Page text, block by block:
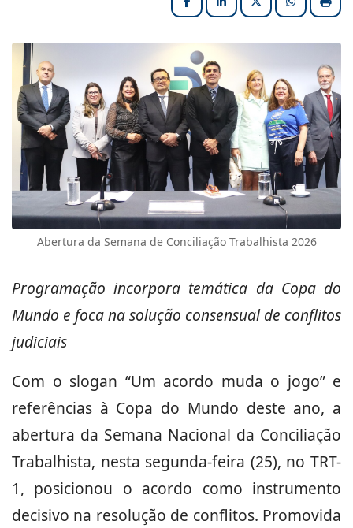
FacebookLinkedInX (formerly
Abertura da Semana de Conciliação Trabalhista 2026
Programação incorpora temática da Copa do
Mundo e foca na solução consensual de conflitos
judiciais
Com o slogan “Um acordo muda o jogo” e
referências à Copa do Mundo deste ano, a
abertura da Semana Nacional da Conciliação
Trabalhista, nesta segunda-feira (25), no TRT-
1, posicionou o acordo como instrumento
decisivo na resolução de conflitos. Promovida